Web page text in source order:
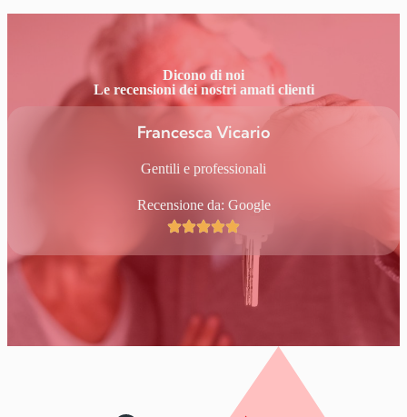
Dicono di noi
Le recensioni dei nostri amati clienti
Francesca Vicario
Gentili e professionali
Recensione da: Google